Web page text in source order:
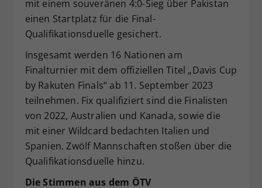
mit einem souveränen 4:0-Sieg über Pakistan
einen Startplatz für die Final-
Qualifikationsduelle gesichert.
Insgesamt werden 16 Nationen am
Finalturnier mit dem offiziellen Titel „Davis Cup
by Rakuten Finals“ ab 11. September 2023
teilnehmen. Fix qualifiziert sind die Finalisten
von 2022, Australien und Kanada, sowie die
mit einer Wildcard bedachten Italien und
Spanien. Zwölf Mannschaften stoßen über die
Qualifikationsduelle hinzu.
Die Stimmen aus dem ÖTV